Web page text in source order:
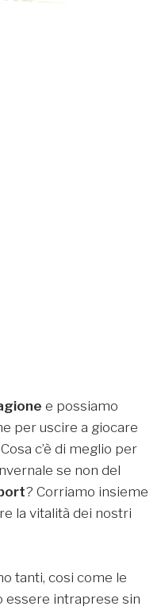
e possiamo
per uscire a giocare
c’è di meglio per
se non del
? Corriamo insieme
la vitalità dei nostri
tanti, cosi come le
essere intraprese sin